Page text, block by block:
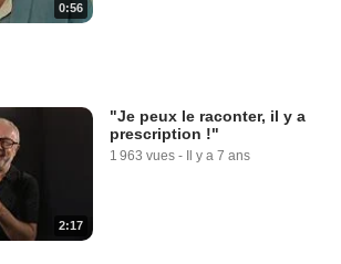
0:56
2:17
"Je peux le raconter, il y a
prescription !"
1 963 vues - Il y a 7 ans